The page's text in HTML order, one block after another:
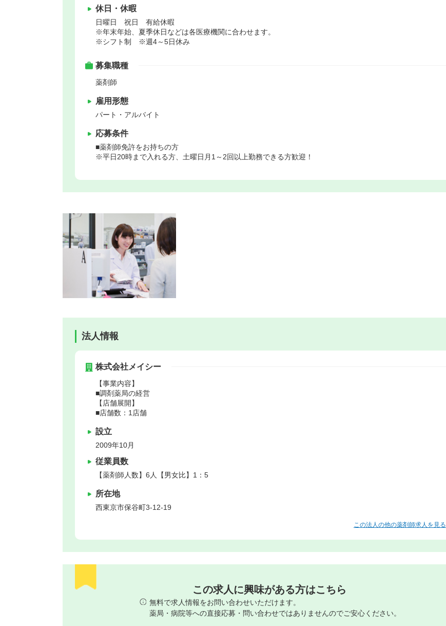
休日・休暇
日曜日 祝日 有給休暇
※年末年始、夏季休日などは各医療機関に合わせます。
※シフト制 ※週4～5日休み
募集職種
薬剤師
雇用形態
パート・アルバイト
応募条件
■薬剤師免許をお持ちの方
※平日20時まで入れる方、土曜日月1～2回以上勤務できる方歓迎！
法人情報
株式会社メイシー
【事業内容】
■調剤薬局の経営
【店舗展開】
■店舗数：1店舗
設立
2009年10月
従業員数
【薬剤師人数】6人【男女比】1：5
所在地
西東京市保谷町3-12-19
この法人の他の薬剤師求人を見る
この求人に興味がある方はこちら
無料で求人情報をお問い合わせいただけます。
薬局・病院等への直接応募・問い合わせではありませんのでご安心ください。